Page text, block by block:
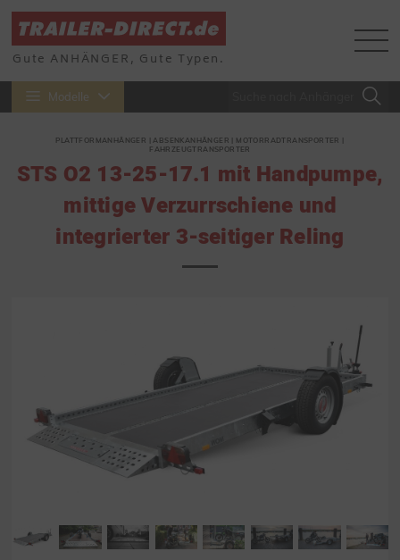
Gute ANHÄNGER, Gute Typen.
Modelle
PLATTFORMANHÄNGER | ABSENKANHÄNGER | MOTORRADTRANSPORTER |
FAHRZEUGTRANSPORTER
STS O2 13-25-17.1 mit Handpumpe,
mittige Verzurrschiene und
integrierter 3-seitiger Reling